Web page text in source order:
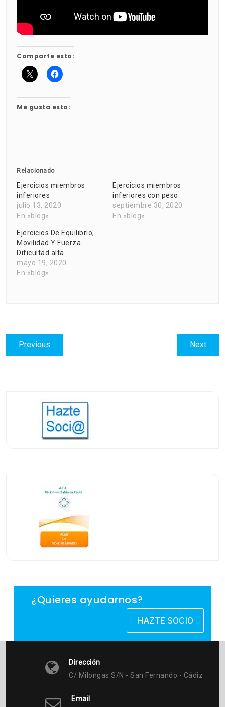
Comparte esto:
Me gusta esto:
Relacionado
Ejercicios miembros
inferiores
julio 13, 2020
En «blog»
Ejercicios miembros
inferiores con peso
septiembre 30, 2020
En «blog»
Ejercicios De Equilibrio,
Movilidad Y Fuerza.
Dificultad alta
mayo 19, 2020
En «blog»
Navegación
de
Previous
post:
NextNext
post:
¿Quieres ayudarnos?
HAZTE SOCIO
Dirección
C/ Milongas S/n - San Fernando - Cádiz
Email